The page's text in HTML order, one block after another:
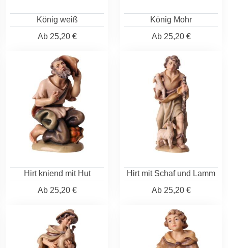
König weiß
Ab25,20 €
König Mohr
Ab25,20 €
Hirt kniend mit Hut
Ab25,20 €
Hirt mit Schaf und Lamm
Ab25,20 €